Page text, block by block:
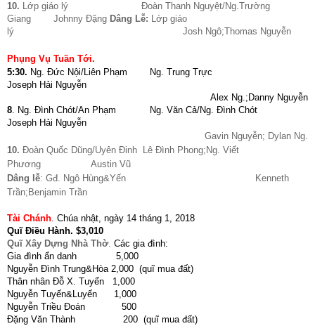
10. Lớp giáo lý Đoàn Thanh Nguyệt/Ng.Trường
Giang Johnny Đặng Dâng Lễ: Lớp giáo
lý Josh Ngô;Thomas Nguyễn
Phụng Vụ Tuần Tới.
5:30. Ng. Đức Nội/Liên Phạm Ng. Trung Trực
Joseph Hải Nguyễn
Alex Ng.;Danny Nguyễn
8. Ng. Đình Chót/An Phạm Ng. Văn Cả/Ng. Đình Chót
Joseph Hải Nguyễn
Gavin Nguyễn; Dylan Ng.
10. Đoàn Quốc Dũng/Uyên Đinh Lê Đình Phong;Ng. Viết
Phương Austin Vũ
Dâng lễ: Gđ. Ngô Hùng&Yến Kenneth
Trần;Benjamin Trần
Tài Chánh. Chúa nhật, ngày 14 tháng 1, 2018
Quĩ Điều Hành. $3,010
Quĩ Xây Dựng Nhà Thờ. Các gia đình:
Gia đình ẩn danh 5,000
Nguyễn Đình Trung&Hòa 2,000 (quĩ mua đất)
Thân nhân Đỗ X. Tuyển 1,000
Nguyễn Tuyến&Luyến 1,000
Nguyễn Triều Đoán 500
Đặng Văn Thành 200 (quĩ mua đất)